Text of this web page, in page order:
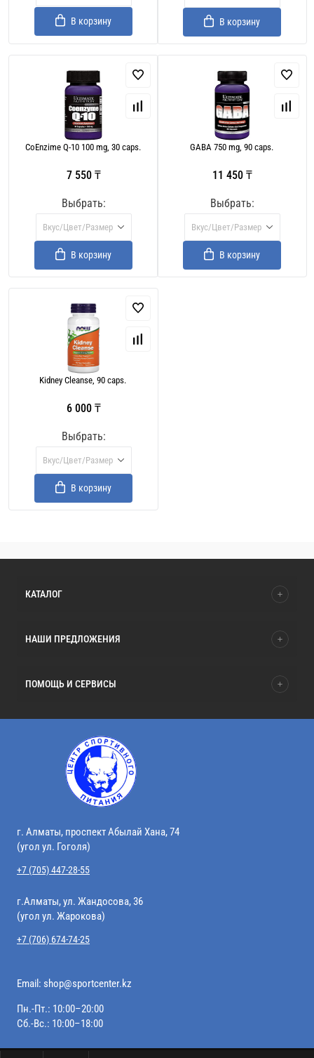
В корзину В корзину
CoEnzime Q-10 100 mg, 30 caps.
7 550 ₸
Выбрать:
Вкус/Цвет/Размер
В корзину
GABA 750 mg, 90 caps.
11 450 ₸
Выбрать:
Вкус/Цвет/Размер
В корзину
Kidney Cleanse, 90 caps.
6 000 ₸
Выбрать:
Вкус/Цвет/Размер
В корзину
КАТАЛОГ
НАШИ ПРЕДЛОЖЕНИЯ
ПОМОЩЬ И СЕРВИСЫ
г. Алматы, проспект Абылай Хана, 74
(угол ул. Гоголя)
+7 (705) 447-28-55
г.Алматы, ул. Жандосова, 36
(угол ул. Жарокова)
+7 (706) 674-74-25
Email: shop@sportcenter.kz
Пн.-Пт.: 10:00–20:00
Сб.-Вс.: 10:00–18:00